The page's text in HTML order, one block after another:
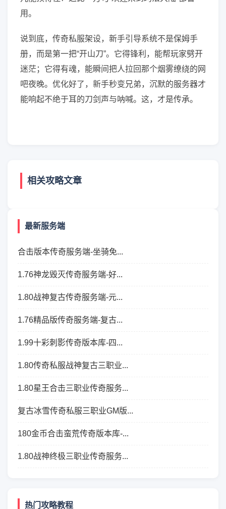
用。
说到底，传奇私服架设，新手引导系统不是保姆手
册，而是第一把“开山刀”。它得锋利，能帮玩家劈开
迷茫；它得有魂，能瞬间把人拉回那个烟雾缭绕的网
吧夜晚。优化好了，新手秒变兄弟，沉默的服务器才
能响起不绝于耳的刀剑声与呐喊。这，才是传承。
相关攻略文章
最新服务端
合击版本传奇服务端-坐骑免...
1.76神龙毁灭传奇服务端-好...
1.80战神复古传奇服务端-元...
1.76精品版传奇服务端-复古...
1.99十彩刺影传奇版本库-四...
1.80传奇私服战神复古三职业...
1.80星王合击三职业传奇服务...
复古冰雪传奇私服三职业GM版...
180金币合击蛮荒传奇版本库-...
1.80战神终极三职业传奇服务...
热门攻略教程